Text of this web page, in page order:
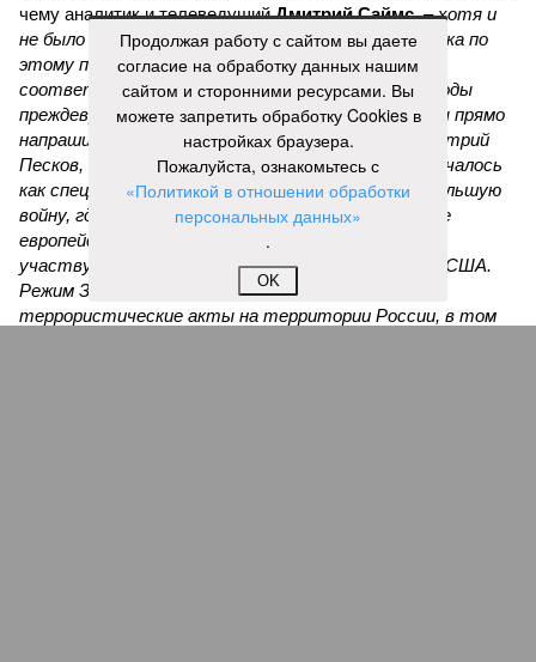
чему аналитик и телеведущийДмитрий Саймс, –хотя и
не было указано, кто за него ответственен. И пока по
этому поводу нет официальных заявлений
соответствующих органов, окончательные выводы
преждевременны. А вот предварительные выводы прямо
напрашиваются. Россия, как недавно говорил Дмитрий
Песков, находится в состоянии войны. То, что началось
как специальная военная операция, переросло в большую
войну, где на стороне Украины участвуют многие
европейские государства – непосредственно
участвуют. И косвенно, но тоже существенно – США.
Режим Зеленского неоднократно совершал
террористические акты на территории России, в том
Продолжая работу с сайтом вы даете
согласие на обработку данных нашим
сайтом и сторонними ресурсами. Вы
можете запретить обработку Cookies в
настройках браузера.
Пожалуйста, ознакомьтесь с
«Политикой в отношении обработки
персональных данных»
.
OK